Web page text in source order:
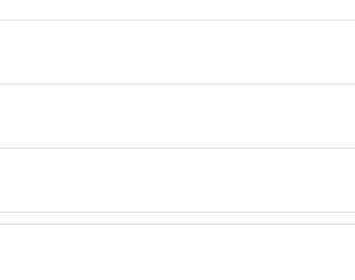
3개월동안 보유 및 활용 후 파기합니다. (개인정보